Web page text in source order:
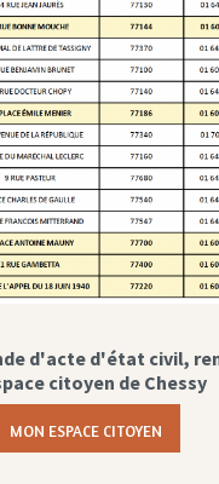
d'acte d'état civil,
citoyen de Chessy
MON ESPACE CITOYEN